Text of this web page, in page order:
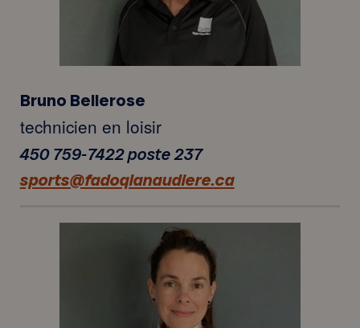
Bruno Bellerose
technicien en loisir
450 759-7422 poste 237
sports@fadoqlanaudiere.ca